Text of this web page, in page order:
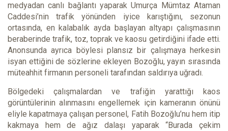
medyadan canlı bağlantı yaparak Umurça Mümtaz Ataman
Caddesi’nin trafik yönünden iyice karıştığını, sezonun
ortasında, en kalabalık ayda başlayan altyapı çalışmasının
beraberinde trafik, toz, toprak ve kaosu getirdiğini ifade etti.
Anonsunda ayrıca böylesi plansız bir çalışmaya herkesin
isyan ettiğini de sözlerine ekleyen Bozoğlu, yayın sırasında
müteahhit firmanın personeli tarafından saldırıya uğradı.
Bölgedeki çalışmalardan ve trafiğin yarattığı kaos
görüntülerinin alınmasını engellemek için kameranın önünü
eliyle kapatmaya çalışan personel, Fatih Bozoğlu’nu hem itip
kakmaya hem de ağız dalaşı yaparak “Burada çekim